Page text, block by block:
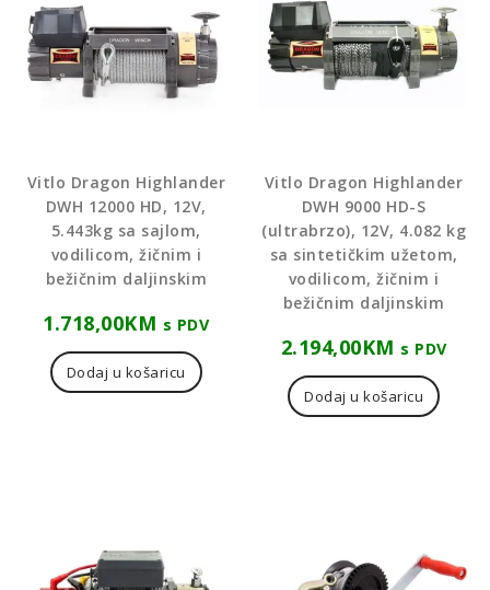
Vitlo Dragon Highlander
DWH 12000 HD, 12V,
5.443kg sa sajlom,
vodilicom, žičnim i
bežičnim daljinskim
1.718,00KM s PDV
Dodaj u košaricu
Vitlo Dragon Highlander
DWH 9000 HD-S
(ultrabrzo), 12V, 4.082 kg
sa sintetičkim užetom,
vodilicom, žičnim i
bežičnim daljinskim
2.194,00KM s PDV
Dodaj u košaricu